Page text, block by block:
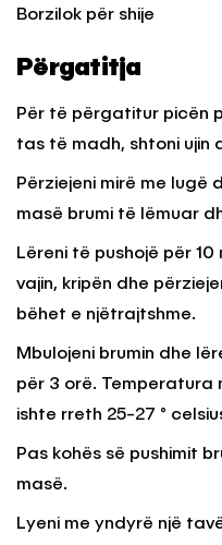
Borzilok për shije
Përgatitja
Për të përgatitur picën
tas të madh, shtoni ujin
Përziejeni mirë me lugë
masë brumi të lëmuar
Lëreni të pushojë për
vajin, kripën dhe
bëhet e njëtrajtshme.
Mbulojeni brumin dhe
për 3 orë. Temperatura
ishte rreth 25-27 °
Pas kohës së pushimit
masë.
Lyeni me yndyrë një